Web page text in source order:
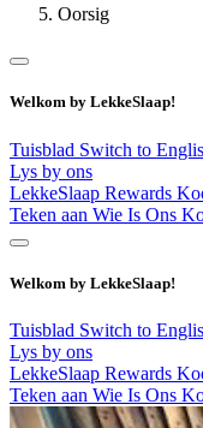
Oorsig
Welkom by LekkeSlaap!
Tuisblad Switch to
Lys by ons
LekkeSlaap Rewards
Teken aan Wie Is Ons
Welkom by LekkeSlaap!
Tuisblad Switch to
Lys by ons
LekkeSlaap Rewards
Teken aan Wie Is Ons